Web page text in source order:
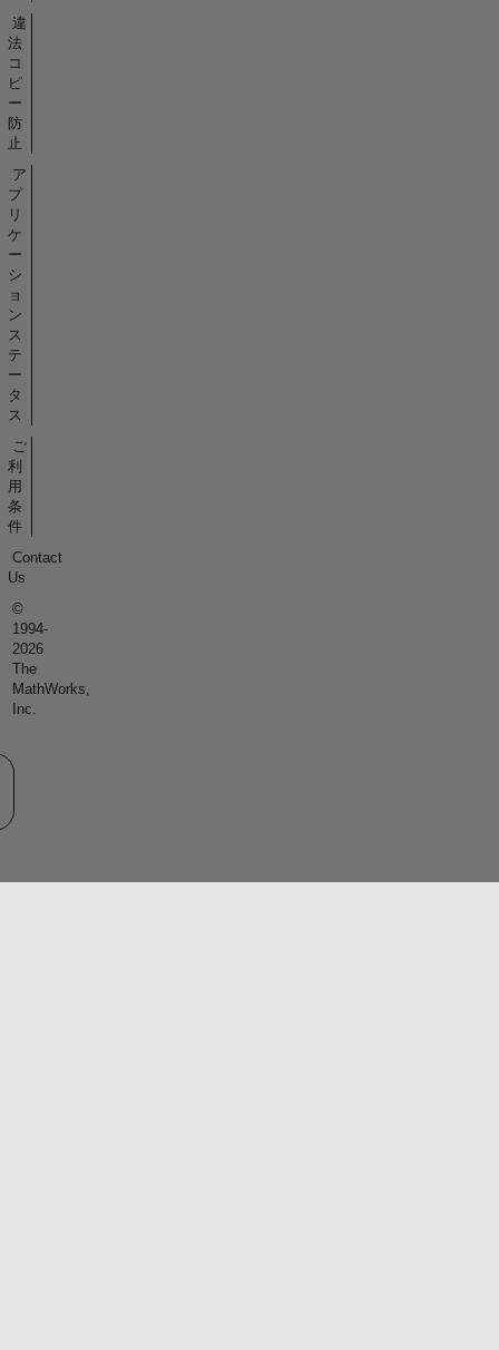
違
法
コ
ピ
ー
防
止
ア
プ
リ
ケ
ー
シ
ョ
ン
ス
テ
ー
タ
ス
ご
利
用
条
件
Contact
Us
©
1994-
2026
The
MathWorks,
Inc.
サイトの選択